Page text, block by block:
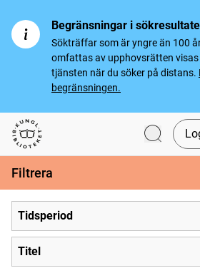
Begränsningar i
Sökträffar som är yngre än 100
omfattas av upphovsrätten visas
tjänsten när du söker på distans.
begränsningen.
Svenska tidningar
Filtrera
Tidsperiod
Titel